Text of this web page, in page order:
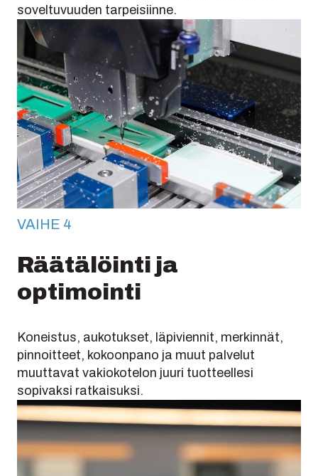
soveltuvuuden tarpeisiinne.
VAIHE 4
Räätälöinti ja
optimointi
Koneistus, aukotukset, läpiviennit, merkinnät,
pinnoitteet, kokoonpano ja muut palvelut
muuttavat vakiokotelon juuri tuotteellesi
sopivaksi ratkaisuksi.